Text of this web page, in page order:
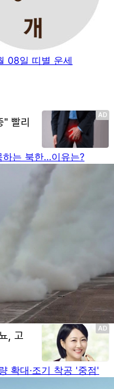
08일 띠별 운세
하는 북한…이유는?
확대·조기 착공 '중점'